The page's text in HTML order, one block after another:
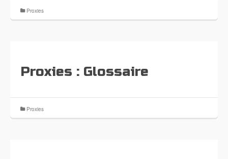
Proxies
Proxies : Glossaire
Proxies